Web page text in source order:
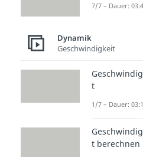
Erde, die
warum du
Apfelauf
Du
folgender
7/7 – Dauer:
Dynamik
Geschwindigkeit
t
1/7 – Dauer:
t berechnen